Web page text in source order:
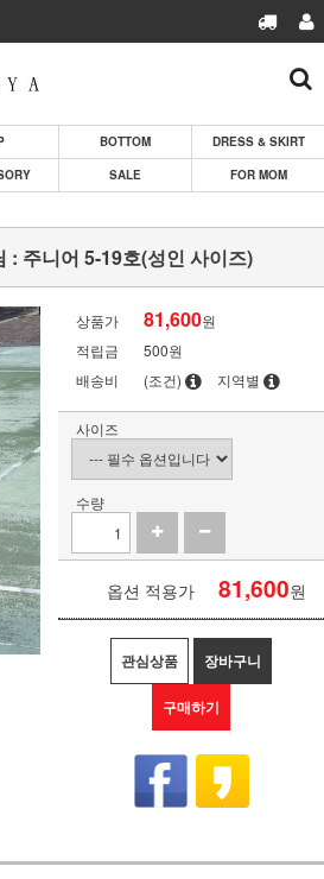
BOTTOM
DRESS & SKIRT
SALE FOR MOM
: 주니어 5-19호(성인 사이즈)
상품가 81,600원
적립금
500원
배송비
(조건) 지역별
사이즈
수량
옵션 적용가 81,600원
관심상품 장바구니
구매하기